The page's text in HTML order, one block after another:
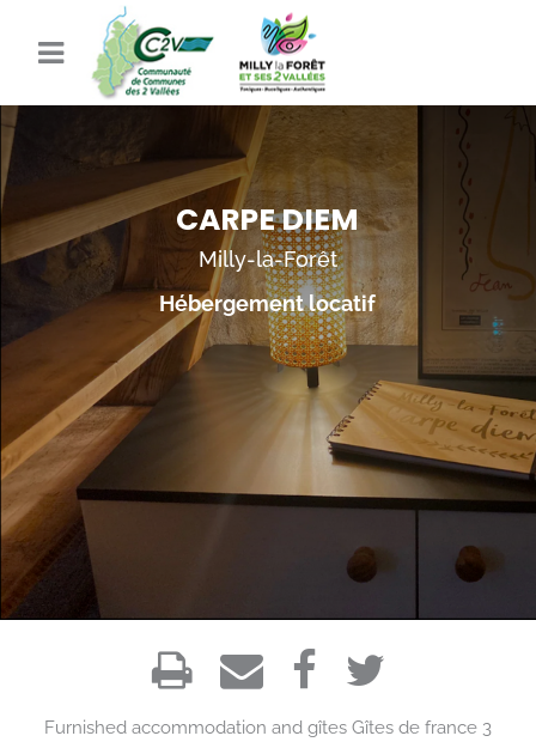
CARPE DIEM
Milly-la-Forêt
Hébergement locatif
Furnished accommodation and gîtes Gîtes de france 3